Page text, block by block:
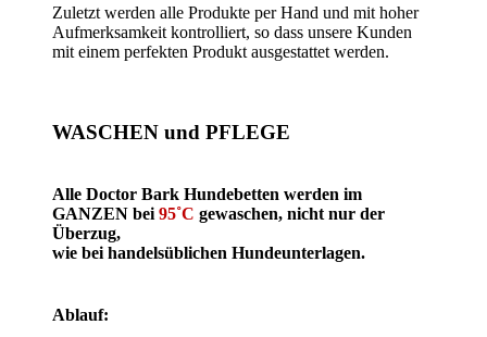
Zuletzt werden alle Produkte per Hand und mit hoher
Aufmerksamkeit kontrolliert, so dass unsere Kunden
mit einem perfekten Produkt ausgestattet werden.
WASCHEN und PFLEGE
Alle Doctor Bark Hundebetten werden im
GANZEN bei 95˚C gewaschen, nicht nur der
Überzug,
wie bei handelsüblichen Hundeunterlagen.
Ablauf: